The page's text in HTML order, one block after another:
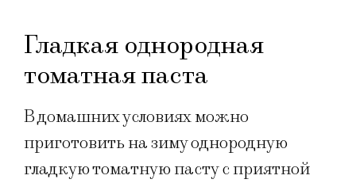
Гладкая однородная
томатная паста
В домашних условиях можно
приготовить на зиму однородную
гладкую томатную пасту с приятной